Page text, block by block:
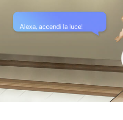
Alexa, accendi la luce!